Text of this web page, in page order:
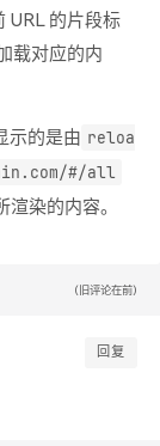
URL 的片段标
载对应的内
示的是由 reloa
#/all
渲染的内容。
(旧评论在前)
回复